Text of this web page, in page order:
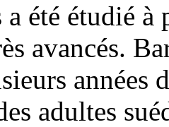
a été étudié
avancés.
années
adultes